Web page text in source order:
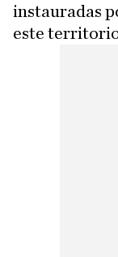
instauradas
este